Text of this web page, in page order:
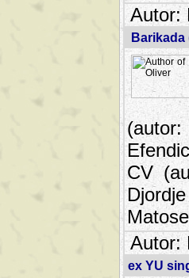
Autor:
Barikada
CV
Autor:
ex YU